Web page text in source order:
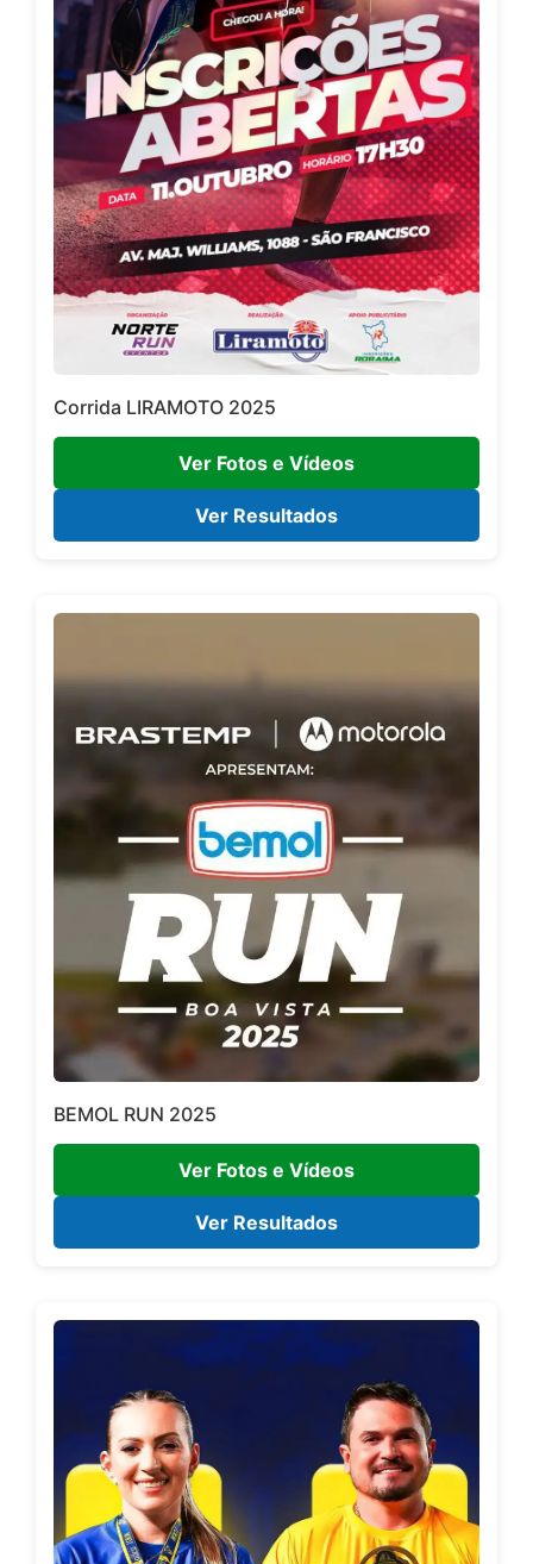
Corrida LIRAMOTO 2025
Ver Fotos e Vídeos
Ver Resultados
BEMOL RUN 2025
Ver Fotos e Vídeos
Ver Resultados